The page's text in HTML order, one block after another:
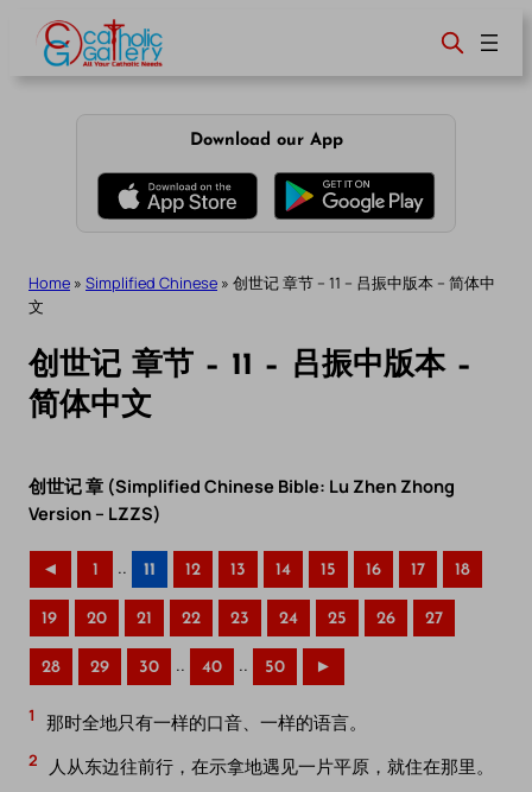
content
Download our App
Home » Simplified Chinese » 创世记 章节 – 11 – 吕振中版本 – 简体中
文
创世记 章节 – 11 – 吕振中版本 –
简体中文
创世记 章 (Simplified Chinese Bible: Lu Zhen Zhong
Version – LZZS)
◄ 1 .. 11 12 13 14 15 16 17 18
19 20 21 22 23 24 25 26 27
28 29 30 .. 40 .. 50 ►
1 那时全地只有一样的口音、一样的语言。
2 人从东边往前行，在示拿地遇见一片平原，就住在那里。